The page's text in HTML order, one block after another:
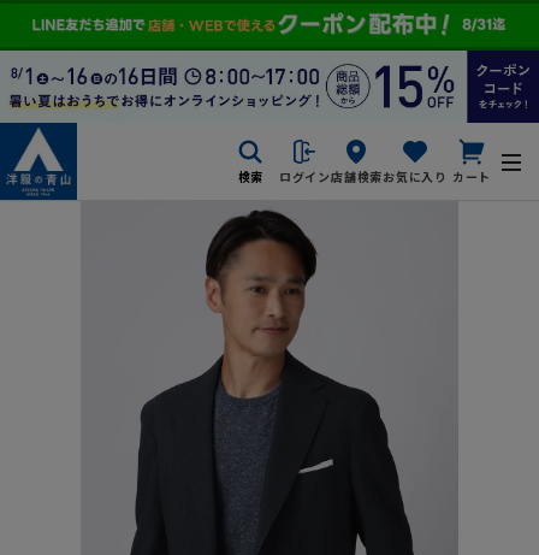
検索 ログイン店舗検索お気に入り カート